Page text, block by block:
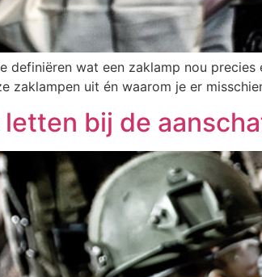
definiëren wat een zaklamp nou
zaklampen uit én waarom je er
letten bij de